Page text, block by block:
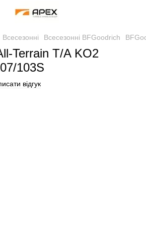
Всесезонні Всесезонні BFGoodrich
Terrain T/A KO2
103S
відгук